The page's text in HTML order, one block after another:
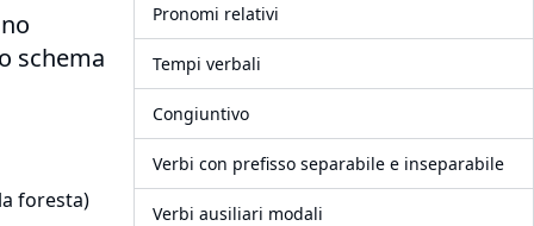
schema
foresta)
Pronomi relativi
Tempi verbali
Congiuntivo
Verbi con prefisso separabile e inseparabile
Verbi ausiliari modali